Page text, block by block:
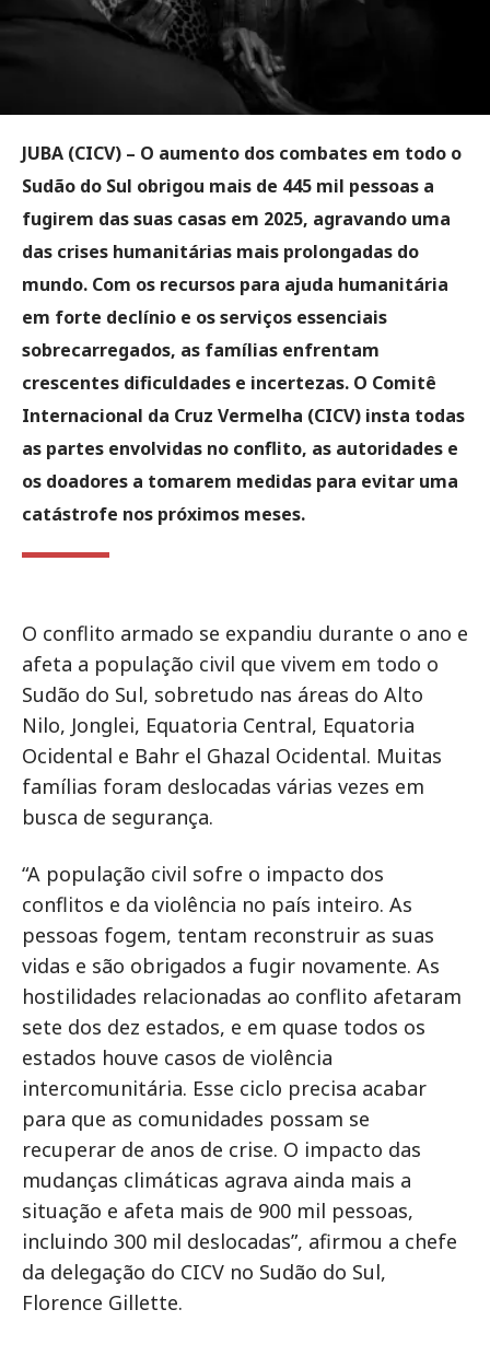
JUBA (CICV) – O aumento dos combates em todo o
Sudão do Sul obrigou mais de 445 mil pessoas a
fugirem das suas casas em 2025, agravando uma
das crises humanitárias mais prolongadas do
mundo. Com os recursos para ajuda humanitária
em forte declínio e os serviços essenciais
sobrecarregados, as famílias enfrentam
crescentes dificuldades e incertezas. O Comitê
Internacional da Cruz Vermelha (CICV) insta todas
as partes envolvidas no conflito, as autoridades e
os doadores a tomarem medidas para evitar uma
catástrofe nos próximos meses.
O conflito armado se expandiu durante o ano e
afeta a população civil que vivem em todo o
Sudão do Sul, sobretudo nas áreas do Alto
Nilo, Jonglei, Equatoria Central, Equatoria
Ocidental e Bahr el Ghazal Ocidental. Muitas
famílias foram deslocadas várias vezes em
busca de segurança.
“A população civil sofre o impacto dos
conflitos e da violência no país inteiro. As
pessoas fogem, tentam reconstruir as suas
vidas e são obrigados a fugir novamente. As
hostilidades relacionadas ao conflito afetaram
sete dos dez estados, e em quase todos os
estados houve casos de violência
intercomunitária. Esse ciclo precisa acabar
para que as comunidades possam se
recuperar de anos de crise. O impacto das
mudanças climáticas agrava ainda mais a
situação e afeta mais de 900 mil pessoas,
incluindo 300 mil deslocadas”, afirmou a chefe
da delegação do CICV no Sudão do Sul,
Florence Gillette.